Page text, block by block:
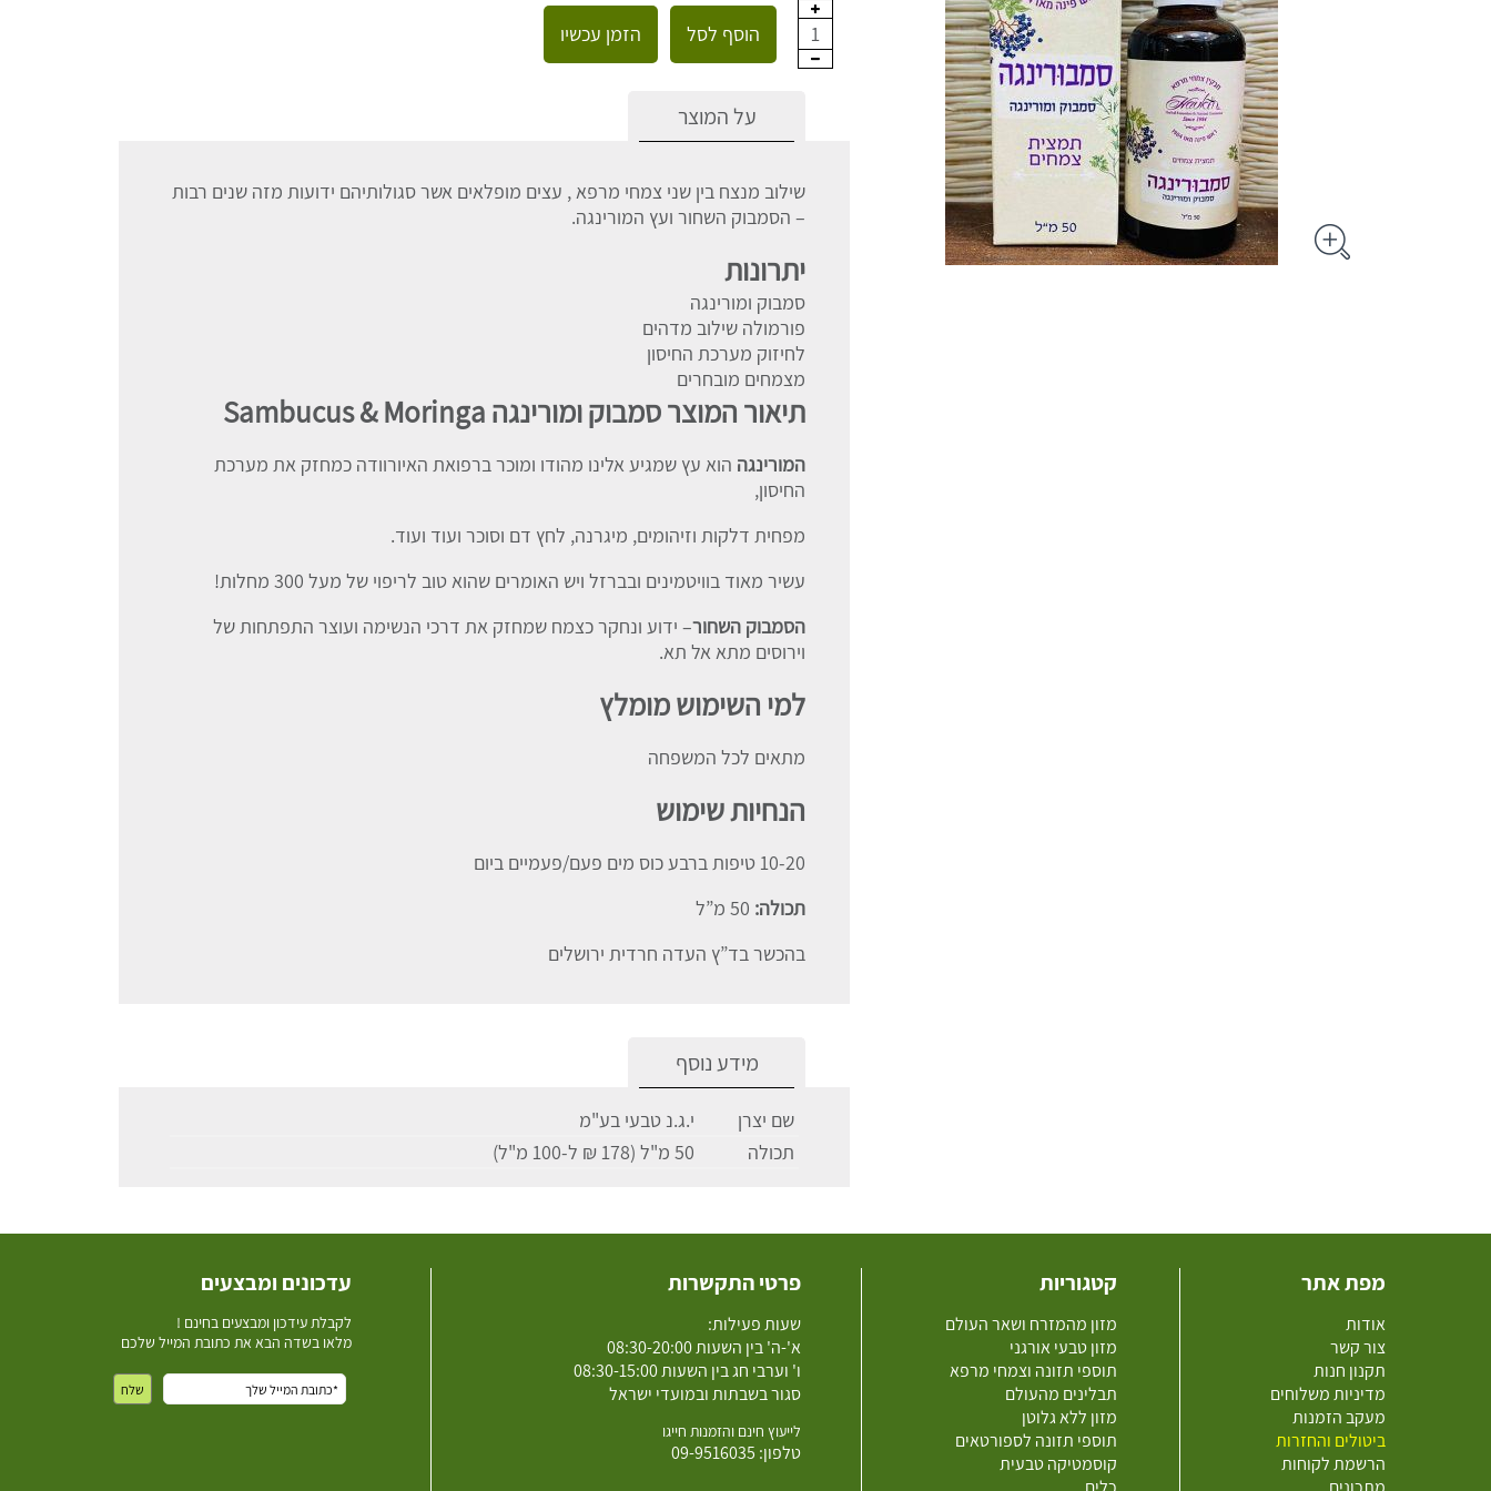
1 הוסף לסל הזמן עכשיו
על המוצר
שילוב מנצח בין שני צמחי מרפא , עצים מופלאים אשר סגולותיהם ידועות מזה שנים רבות
– הסמבוק השחור ועץ המורינגה.
יתרונות
סמבוק ומורינגה
פורמולה שילוב מדהים
לחיזוק מערכת החיסון
מצמחים מובחרים
תיאור המוצר סמבוק ומורינגה Sambucus & Moringa
המורינגה הוא עץ שמגיע אלינו מהודו ומוכר ברפואת האיורוודה כמחזק את מערכת
החיסון,
מפחית דלקות וזיהומים, מיגרנה, לחץ דם וסוכר ועוד ועוד.
עשיר מאוד בוויטמינים ובברזל ויש האומרים שהוא טוב לריפוי של מעל 300 מחלות!
הסמבוק השחור– ידוע ונחקר כצמח שמחזק את דרכי הנשימה ועוצר התפתחות של
וירוסים מתא אל תא.
למי השימוש מומלץ
מתאים לכל המשפחה
הנחיות שימוש
10-20 טיפות ברבע כוס מים פעם/פעמיים ביום
תכולה:
בהכשר בד”ץ העדה חרדית ירושלים
מידע נוסף
שם יצרן
י.ג.נ טבעי בע"מ
תכולה
50 מ"ל (178 ₪ ל-100 מ"ל)
מפת אתר
אודות
צור קשר
תקנון חנות
מדיניות משלוחים
מעקב הזמנות
ביטולים והחזרות
הרשמת לקוחות
קטגוריות
מזון מהמזרח ושאר העולם
מזון טבעי אורגני
תוספי תזונה וצמחי מרפא
תבלינים מהעולם
מזון ללא גלוטן
תוספי תזונה לספורטאים
קוסמטיקה טבעית
פרטי התקשרות
שעות פעילות:
א'-ה' בין השעות 08:30-20:00
ו' וערבי חג בין השעות 08:30-15:00
סגור בשבתות ובמועדי ישראל
לייעוץ חינם והזמנות חייגו
טלפון: 09-9516035
עדכונים ומבצעים
לקבלת עידכון ומבצעים בחינם !
מלאו בשדה הבא את כתובת המייל שלכם